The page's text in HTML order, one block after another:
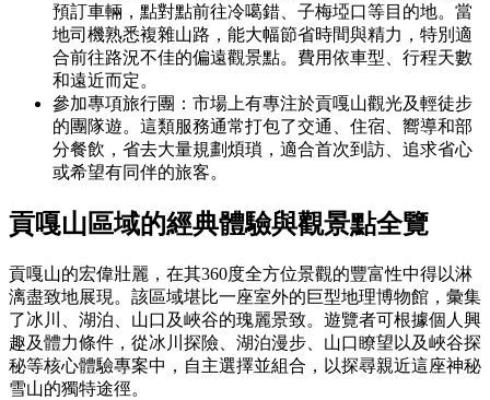
預訂車輛，點對點前往冷噶錯、子梅埡口等目的地。當
地司機熟悉複雜山路，能大幅節省時間與精力，特別適
合前往路況不佳的偏遠觀景點。費用依車型、行程天數
和遠近而定。
參加專項旅行團：市場上有專注於貢嘎山觀光及輕徒步
的團隊遊。這類服務通常打包了交通、住宿、嚮導和部
分餐飲，省去大量規劃煩瑣，適合首次到訪、追求省心
或希望有同伴的旅客。
貢嘎山區域的經典體驗與觀景點全覽
貢嘎山的宏偉壯麗，在其360度全方位景觀的豐富性中得以淋
漓盡致地展現。該區域堪比一座室外的巨型地理博物館，彙集
了冰川、湖泊、山口及峽谷的瑰麗景致。遊覽者可根據個人興
趣及體力條件，從冰川探險、湖泊漫步、山口瞭望以及峽谷探
秘等核心體驗專案中，自主選擇並組合，以探尋親近這座神秘
雪山的獨特途徑。